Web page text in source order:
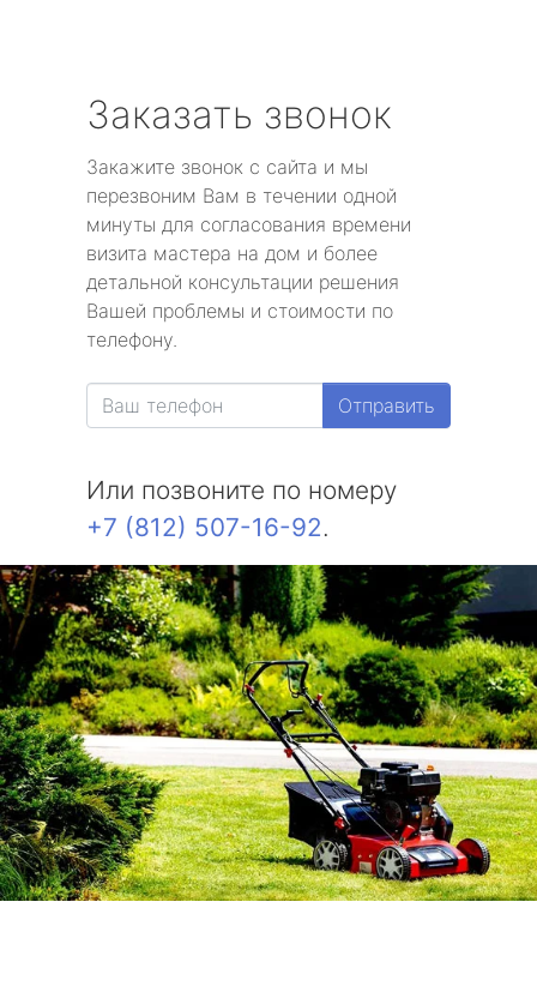
Заказать звонок
Закажите звонок с сайта и мы
перезвоним Вам в течении одной
минуты для согласования времени
визита мастера на дом и более
детальной консультации решения
Вашей проблемы и стоимости по
телефону.
Отправить
Или позвоните по номеру
+7 (812) 507-16-92.